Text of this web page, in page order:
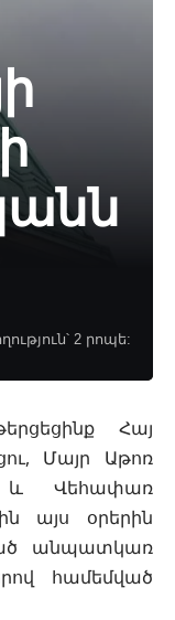
2 րոպե:
Հայ
Մայր Աթոռ
և Վեհափառ
այս օրերին
անպատկառ
համեմված